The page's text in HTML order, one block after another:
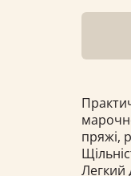
пряжі,
Легкий